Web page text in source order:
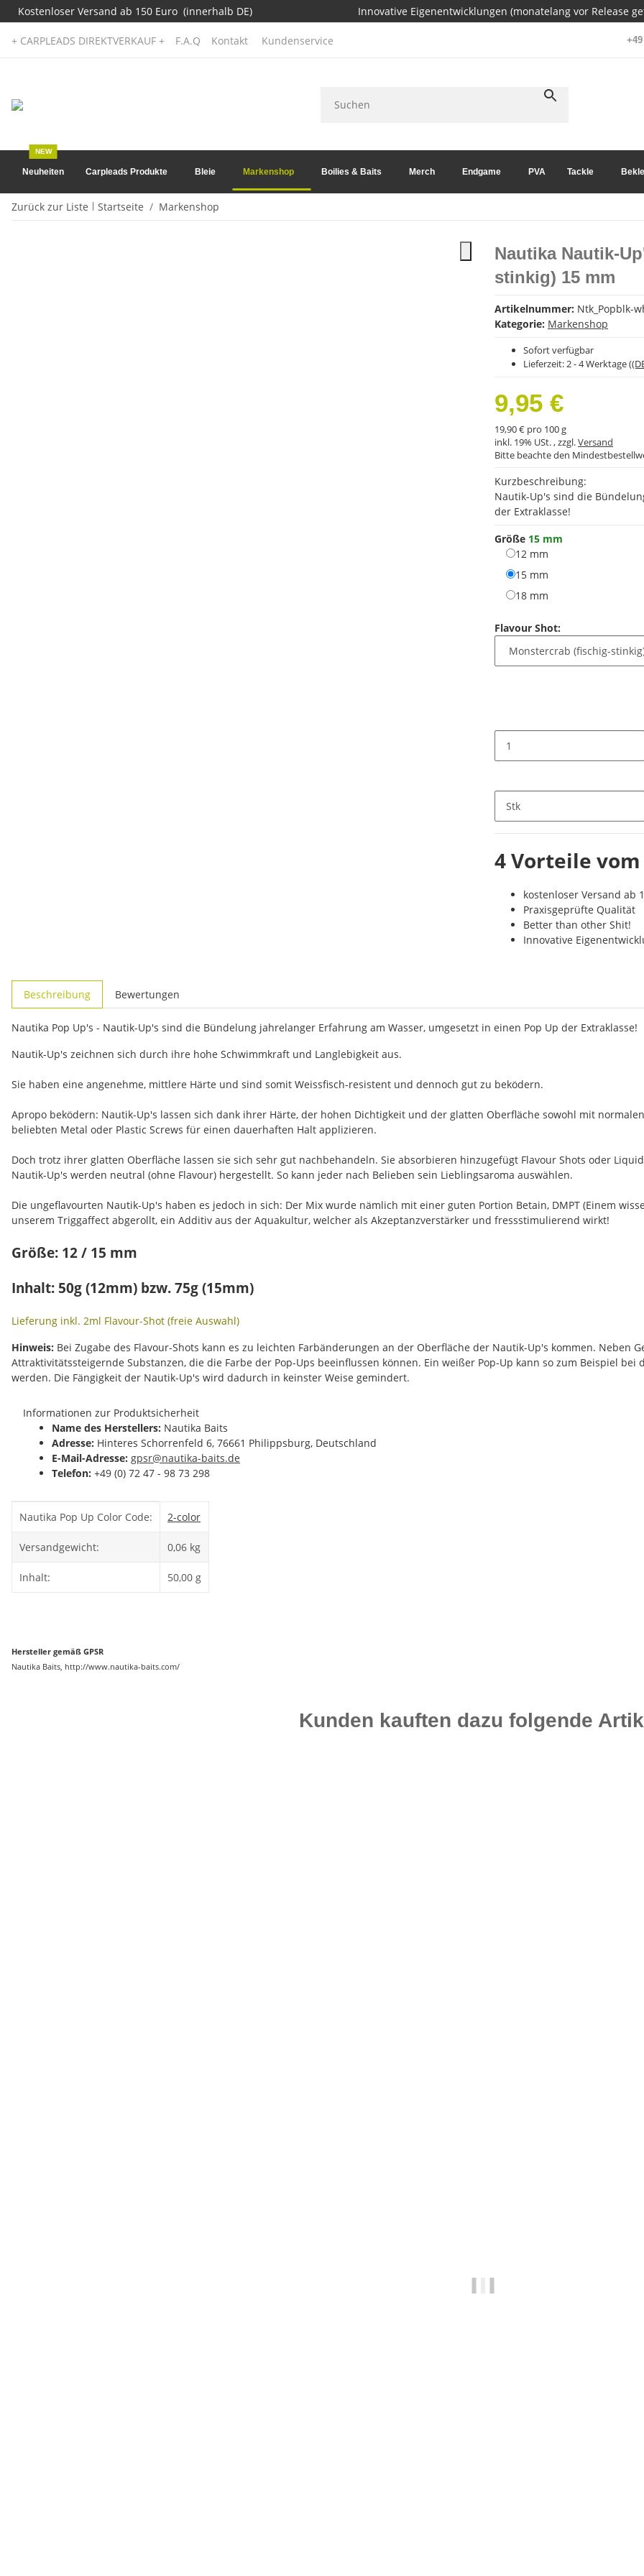
Kostenloser Versand ab 150 Euro (innerhalb DE) Innovative Eigenentwicklungen (monatelang vor Release
+ CARPLEADS DIREKTVERKAUF + F.A.Q Kontakt Kundenservice
Neuheiten
NEW
Carpleads Produkte Bleie Markenshop Boilies & Baits Merch Endgame PVA Tackle
Zurück zur Liste Startseite Markenshop
Nautika Nautik-
stinkig) 15 mm
Artikelnummer: Ntk_Popblk-
Kategorie: Markenshop
Sofort verfügbar
Lieferzeit: 2 - 4 Werktage
9,95 €
19,90 € pro 100 g
inkl. 19% USt. , zzgl.Versand
Bitte beachte den
Kurzbeschreibung:
Nautik-Up's sind die
der Extraklasse!
Größe 15 mm
12 mm
15 mm
18 mm
Flavour Shot:
Stk
4 Vorteile
kostenloser Versand ab
Praxisgeprüfte Qualität
Better than other Shit!
Innovative
Beschreibung Bewertungen
Nautika Pop Up's - Nautik-Up's sind die Bündelung jahrelanger Erfahrung am Wasser, umgesetzt in einen Pop Up der Extraklasse!
Nautik-Up's zeichnen sich durch ihre hohe Schwimmkraft und Langlebigkeit aus.
Sie haben eine angenehme, mittlere Härte und sind somit Weissfisch-resistent und dennoch gut zu beködern.
Apropo beködern: Nautik-Up's lassen sich dank ihrer Härte, der hohen Dichtigkeit und der glatten Oberfläche sowohl mit
beliebten Metal oder Plastic Screws für einen dauerhaften Halt applizieren.
Doch trotz ihrer glatten Oberfläche lassen sie sich sehr gut nachbehandeln. Sie absorbieren hinzugefügt Flavour Shots oder
Nautik-Up's werden neutral (ohne Flavour) hergestellt. So kann jeder nach Belieben sein Lieblingsaroma auswählen.
Die ungeflavourten Nautik-Up's haben es jedoch in sich: Der Mix wurde nämlich mit einer guten Portion Betain, DMPT (Einem
unserem Triggaffect abgerollt, ein Additiv aus der Aquakultur, welcher als Akzeptanzverstärker und fressstimulierend wirkt!
Größe: 12 / 15 mm
Inhalt: 50g (12mm) bzw. 75g (15mm)
Lieferung inkl. 2ml Flavour-Shot (freie Auswahl)
Hinweis: Bei Zugabe des Flavour-Shots kann es zu leichten Farbänderungen an der Oberfläche der Nautik-Up's kommen. Neben
Attraktivitätssteigernde Substanzen, die die Farbe der Pop-Ups beeinflussen können. Ein weißer Pop-Up kann so zum Beispiel
werden. Die Fängigkeit der Nautik-Up's wird dadurch in keinster Weise gemindert.
Informationen zur Produktsicherheit
Name des Herstellers: Nautika Baits
Adresse: Hinteres Schorrenfeld 6, 76661 Philippsburg, Deutschland
E-Mail-Adresse: gpsr@nautika-baits.de
Telefon: +49 (0) 72 47 - 98 73 298
Nautika Pop Up Color Code: 2-color
Versandgewicht: 0,06 kg
Inhalt: 50,00 g
Hersteller gemäß GPSR
Nautika Baits, http://www.nautika-baits.com/
Kunden kauften dazu folgende